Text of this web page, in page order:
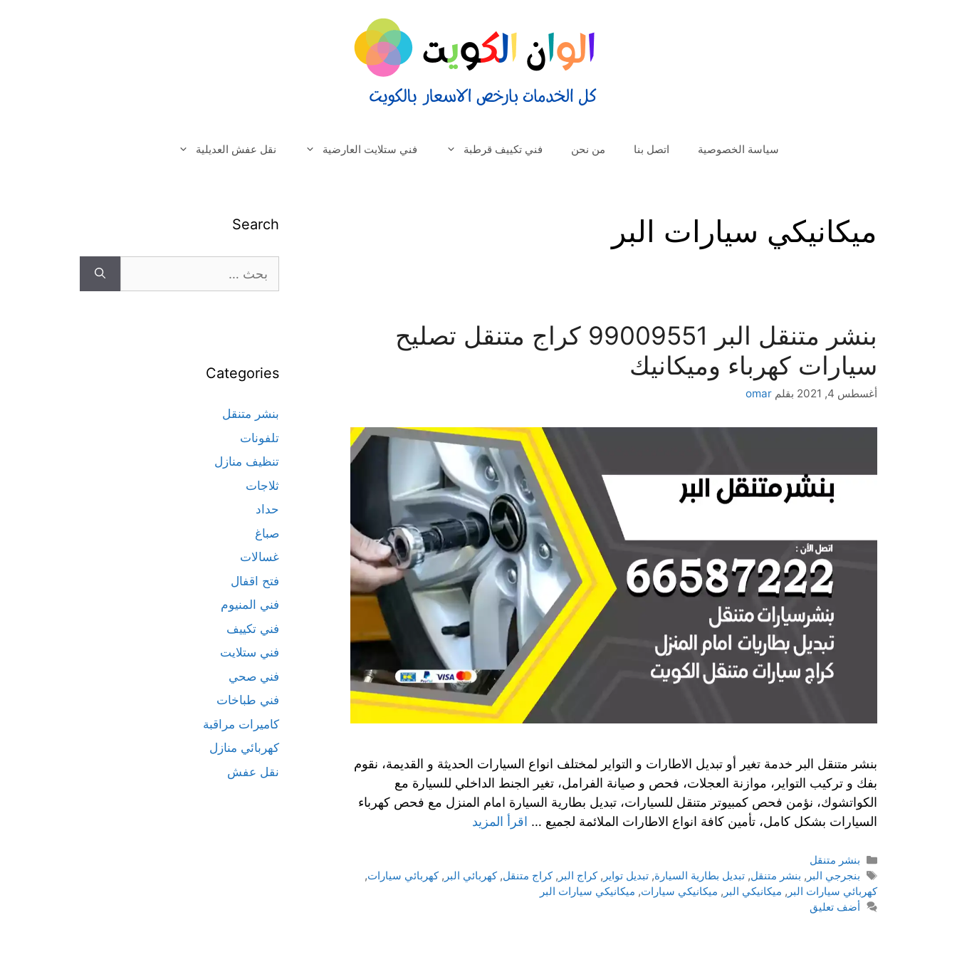
سياسة الخصوصية اتصل بنا من نحن فني تكييف قرطبة فني ستلايت العارضية نقل عفش العديلية
ميكانيكي سيارات البر
بنشر متنقل البر 99009551‬ كراج متنقل تصليح
سيارات كهرباء وميكانيك
أغسطس 4, 2021 بقلم omar
بنشر متنقل البر خدمة تغير أو تبديل الاطارات و التواير لمختلف انواع السيارات الحديثة و القديمة، نقوم
بفك و تركيب التواير، موازنة العجلات، فحص و صيانة الفرامل، تغير الجنط الداخلي للسيارة مع
الكواتشوك، نؤمن فحص كمبيوتر متنقل للسيارات، تبديل بطارية السيارة امام المنزل مع فحص كهرباء
السيارات بشكل كامل، تأمين كافة انواع الاطارات الملائمة لجميع … اقرأ المزيد
بنشر متنقل
بنجرجي البر , بنشر متنقل,تبديل بطارية السيارة,تبديل تواير ,كراج البر ,كراج متنقل,كهربائي البر ,كهربائي سيارات,
كهربائي سيارات البر , ميكانيكي البر , ميكانيكي سيارات, ميكانيكي سيارات البر
أضف تعليق
Search
Categories
بنشر متنقل
تلفونات
تنظيف منازل
ثلاجات
حداد
صباغ
غسالات
فتح اقفال
فني المنيوم
فني تكييف
فني ستلايت
فني صحي
فني طباخات
كاميرات مراقبة
كهربائي منازل
نقل عفش